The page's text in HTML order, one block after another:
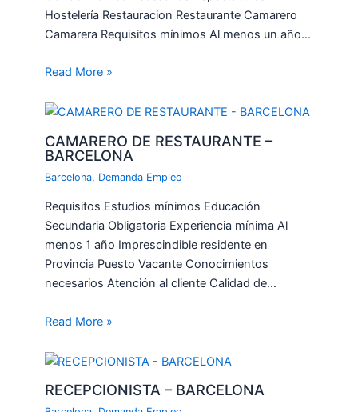
Hostelería Restauracion Restaurante Camarero
Camarera Requisitos mínimos Al menos un año…
Read More »
CAMARERO DE RESTAURANTE –
BARCELONA
Barcelona, Demanda Empleo
Requisitos Estudios mínimos Educación
Secundaria Obligatoria Experiencia mínima Al
menos 1 año Imprescindible residente en
Provincia Puesto Vacante Conocimientos
necesarios Atención al cliente Calidad de…
Read More »
RECEPCIONISTA – BARCELONA